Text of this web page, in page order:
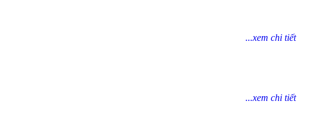
...xem chi tiết
...xem chi tiết